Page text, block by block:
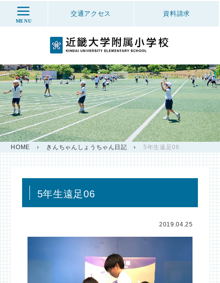
MENU
交通アクセス 資料請求
HOME › きんちゃんしょうちゃん日記 › 5年生遠足06
5年生遠足06
2019.04.25